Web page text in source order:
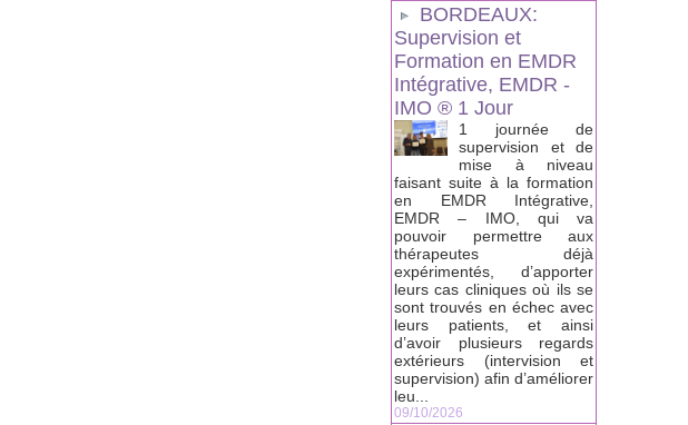
BORDEAUX:
Supervision et
Formation en EMDR
Intégrative, EMDR -
IMO ® 1 Jour
1 journée de
supervision et de
mise à niveau
faisant suite à la formation
en EMDR Intégrative,
EMDR – IMO, qui va
pouvoir permettre aux
thérapeutes déjà
expérimentés, d’apporter
leurs cas cliniques où ils se
sont trouvés en échec avec
leurs patients, et ainsi
d’avoir plusieurs regards
extérieurs (intervision et
supervision) afin d’améliorer
leu...
09/10/2026